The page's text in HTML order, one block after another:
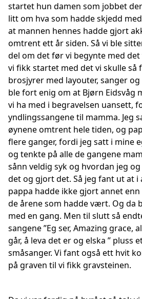
startet hun damen som jobbet
litt om hva som hadde skjedd
at mannen hennes hadde gjort
omtrent ett år siden. Så vi ble
del om det før vi begynte med
vi fikk startet med det vi skulle så
brosjyrer med layouter, sanger og
ble fort enig om at Bjørn Eidsvåg
vi ha med i begravelsen uansett,
yndlingssangene til mamma. Jeg
øynene omtrent hele tiden, og
flere ganger, fordi jeg satt i mine
og tenkte på alle de gangene
sånn veldig syk og hvordan jeg
det og gjort det. Så jeg fant ut at i
pappa hadde ikke gjort annet
de årene som hadde vært. Og da
med en gang. Men til slutt så
sangene ”Eg ser, Amazing grace,
går, å leva det er og elska ” pluss
småsanger. Vi fant også ett hvit
på graven til vi fikk gravsteinen.